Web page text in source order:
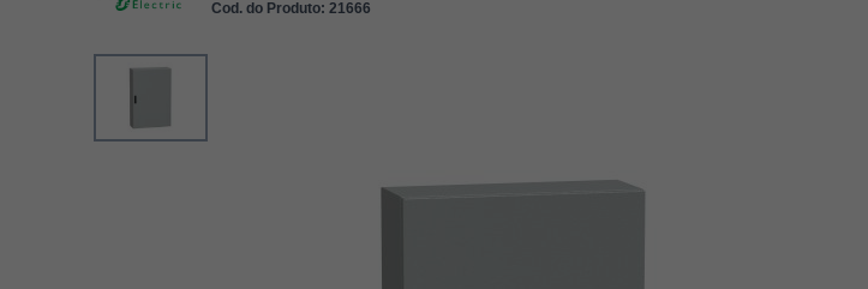
Cod. do Produto: 21666